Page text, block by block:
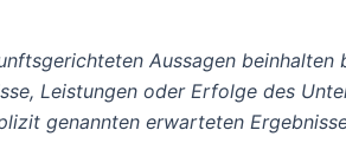
Aussagen beinhalten
Leistungen oder Erfolge des
genannten erwarteten